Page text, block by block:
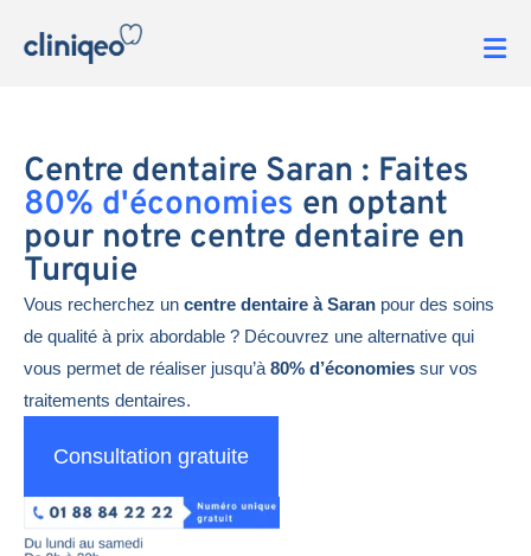
Centre dentaire Saran : Faites
80% d'économies en optant
pour notre centre dentaire en
Turquie
Vous recherchez un centre dentaire à Saran pour des soins
de qualité à prix abordable ? Découvrez une alternative qui
vous permet de réaliser jusqu’à 80% d’économies sur vos
traitements dentaires.
Consultation gratuite